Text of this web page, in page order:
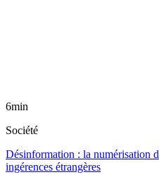
6min
Société
Désinformation : la numérisation
ingérences étrangères